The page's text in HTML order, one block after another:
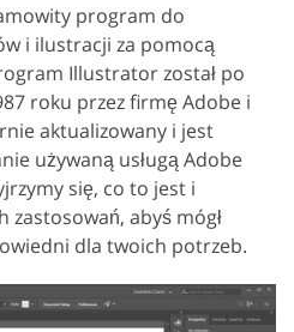
program do
i ilustracji za pomocą
Illustrator został po
roku przez firmę Adobe i
aktualizowany i jest
używaną usługą Adobe
się, co to jest i
abyś mógł
dla twoich potrzeb.